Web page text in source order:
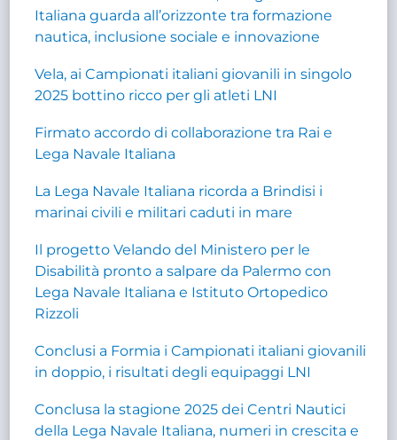
Italiana guarda all’orizzonte tra formazione
nautica, inclusione sociale e innovazione
Vela, ai Campionati italiani giovanili in singolo
2025 bottino ricco per gli atleti LNI
Firmato accordo di collaborazione tra Rai e
Lega Navale Italiana
La Lega Navale Italiana ricorda a Brindisi i
marinai civili e militari caduti in mare
Il progetto Velando del Ministero per le
Disabilità pronto a salpare da Palermo con
Lega Navale Italiana e Istituto Ortopedico
Rizzoli
Conclusi a Formia i Campionati italiani giovanili
in doppio, i risultati degli equipaggi LNI
Conclusa la stagione 2025 dei Centri Nautici
della Lega Navale Italiana, numeri in crescita e